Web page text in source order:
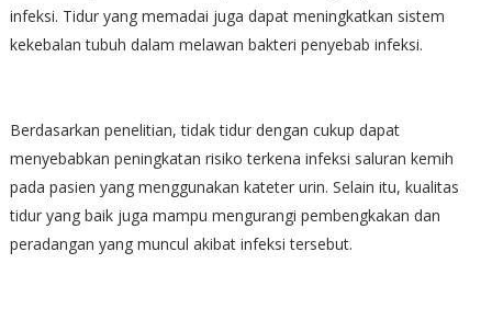
infeksi. Tidur yang memadai juga dapat meningkatkan sistem
kekebalan tubuh dalam melawan bakteri penyebab infeksi.
Berdasarkan penelitian, tidak tidur dengan cukup dapat
menyebabkan peningkatan risiko terkena infeksi saluran kemih
pada pasien yang menggunakan kateter urin. Selain itu, kualitas
tidur yang baik juga mampu mengurangi pembengkakan dan
peradangan yang muncul akibat infeksi tersebut.